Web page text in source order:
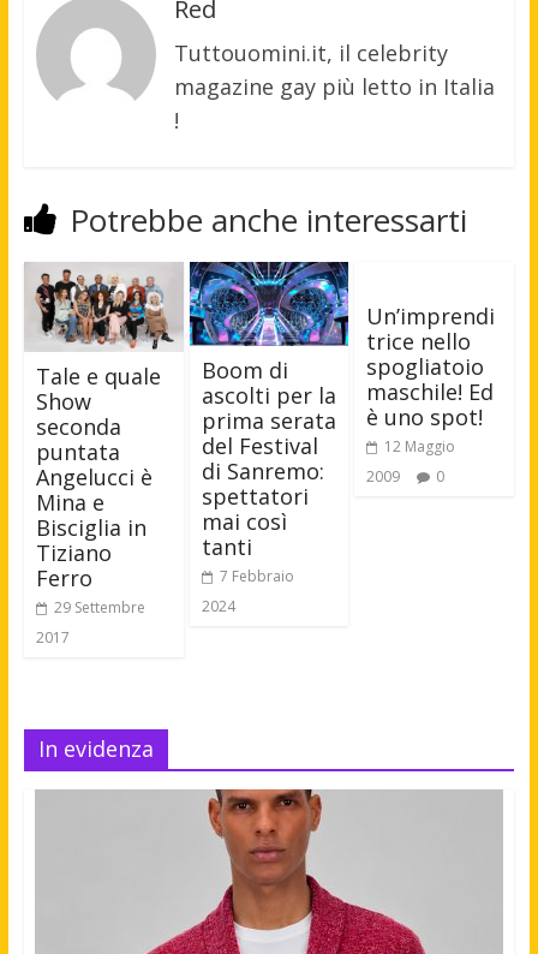
Red
Tuttouomini.it, il celebrity
magazine gay più letto in Italia
!
Potrebbe anche interessarti
Tale e quale
Show
seconda
puntata
Angelucci è
Mina e
Bisciglia in
Tiziano
Ferro
29 Settembre
2017
Boom di
ascolti per la
prima serata
del Festival
di Sanremo:
spettatori
mai così
tanti
7 Febbraio
2024
Un’imprendi
trice nello
spogliatoio
maschile! Ed
è uno spot!
12 Maggio
2009
0
In evidenza